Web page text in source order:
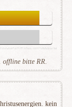
offline bitte RR.
kein